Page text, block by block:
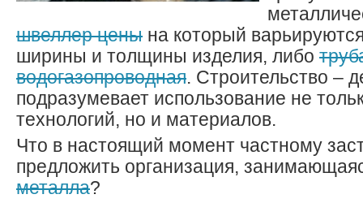
швеллер цены на который
ширины и толщины изделия, либо
водогазопроводная. Строительство –
подразумевает использование не
технологий, но и материалов.
Что в настоящий момент частному
предложить организация,
металла?